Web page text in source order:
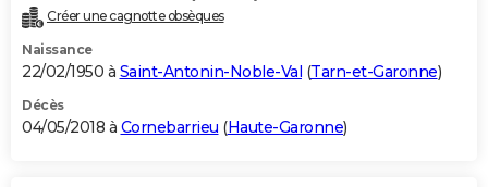
Créer une cagnotte obsèques
Naissance
22/02/1950 à Saint-Antonin-Noble-Val (Tarn-et-Garonne)
Décès
04/05/2018 à Cornebarrieu (Haute-Garonne)